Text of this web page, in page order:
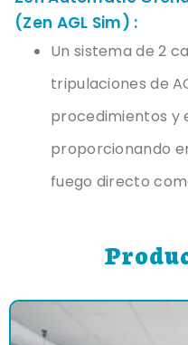
(Zen AGL Sim) :
Un sistema de 2
tripulaciones de
procedimientos y
proporcionando
fuego directo